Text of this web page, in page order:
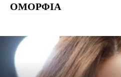
ΟΜΟΡΦΙΑ